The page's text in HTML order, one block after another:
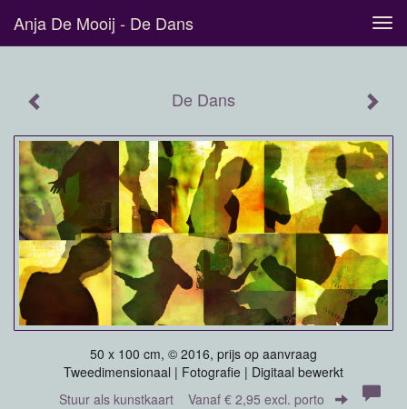
Anja De Mooij - De Dans
De Dans
50 x 100 cm, © 2016, prijs op aanvraag
Tweedimensionaal | Fotografie | Digitaal bewerkt
Stuur als kunstkaart Vanaf € 2,95 excl. porto